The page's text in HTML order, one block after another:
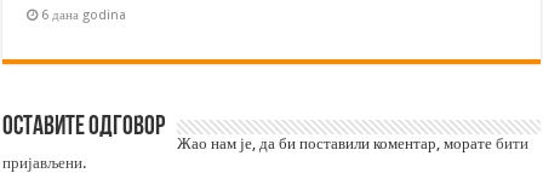
6 дана godina
Оставите одговор
Жао нам је, да би поставили коментар, моратебити
пријављени.